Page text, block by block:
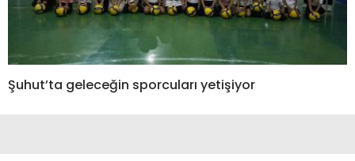
Şuhut’ta geleceğin sporcuları yetişiyor